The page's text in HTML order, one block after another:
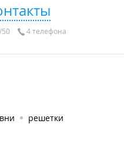
4 телефона
решетки